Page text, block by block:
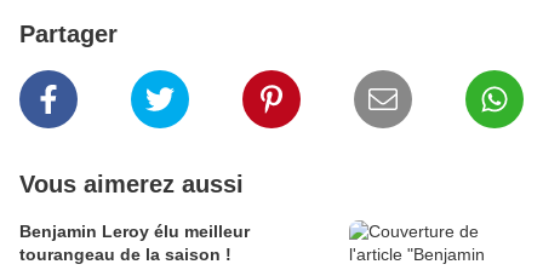
Partager
Vous aimerez aussi
Benjamin Leroy élu meilleur
tourangeau de la saison !